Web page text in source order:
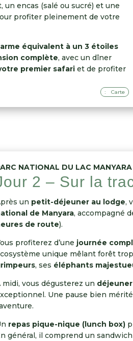
encas (salé ou sucré) et une
profiter pleinement de votre
équivalent à un 3 étoiles
complète, avec un dîner
premier safari et de profiter
Carte
NATIONAL DU LAC MANYARA
2 – Sur la
un petit-déjeuner au lodge,
de Manyara, accompagné
de route).
profiterez d’une journée
unique mêlant forêt
, ses éléphants
midi, vous dégusterez un
Une pause bien
repas pique-nique (lunch box)
général, il comprend un